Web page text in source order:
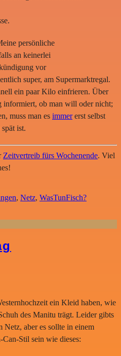
persönliche
an keinerlei
vor
super, am Supermarktregal.
ein paar Kilo einfrieren. Über
informiert, ob man will oder nicht;
muss man es immererst selbst
ist.
Zeitvertreib fürs Wochenende. Viel
, Netz, WasTunFisch?
ein Kleid haben, wie
des Manitu trägt. Leider gibts
Netz, aber es sollte in einem
Stil sein wie dieses: